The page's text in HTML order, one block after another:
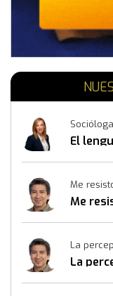
El
Me
Me
La
La